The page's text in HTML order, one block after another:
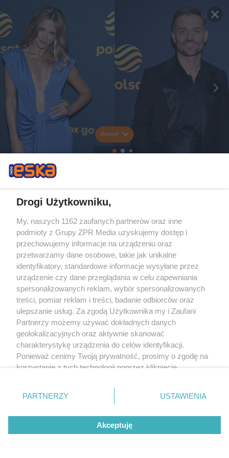
Rozwiń
Drogi Użytkowniku,
My, naszych 1162 zaufanych partnerów oraz inne
podmioty z Grupy ZPR Media uzyskujemy dostęp i
przechowujemy informacje na urządzeniu oraz
przetwarzamy dane osobowe, takie jak unikalne
identyfikatory, standardowe informacje wysyłane przez
urządzenie czy dane przeglądania w celu zapewniania
spersonalizowanych reklam, wybór spersonalizowanych
treści, pomiar reklam i treści, badanie odbiorców oraz
ulepszanie usług. Za zgodą Użytkownika my i Zaufani
Partnerzy możemy używać dokładnych danych
geolokalizacyjnych oraz aktywnie skanować
charakterystykę urządzenia do celów identyfikacji.
Ponieważ cenimy Twoją prywatność, prosimy o zgodę na
korzystanie z tych technologii poprzez kliknięcie
zmienić/wycofać klikając przycisk ustawień prywatności
znajdujący się w lewym dolnym rogu strony
rodzaje przetwarzania danych nie wymagają zgody
użytkownika, ale masz prawo sprzeciwić się takiemu
przetwarzaniu. Preferencje będą miały zastosowanie tylko
PARTNERZY USTAWIENIA
Akceptuję